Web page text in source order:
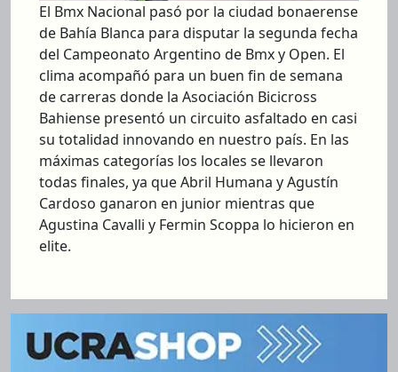
El Bmx Nacional pasó por la ciudad bonaerense
de Bahía Blanca para disputar la segunda fecha
del Campeonato Argentino de Bmx y Open. El
clima acompañó para un buen fin de semana
de carreras donde la Asociación Bicicross
Bahiense presentó un circuito asfaltado en casi
su totalidad innovando en nuestro país. En las
máximas categorías los locales se llevaron
todas finales, ya que Abril Humana y Agustín
Cardoso ganaron en junior mientras que
Agustina Cavalli y Fermin Scoppa lo hicieron en
elite.